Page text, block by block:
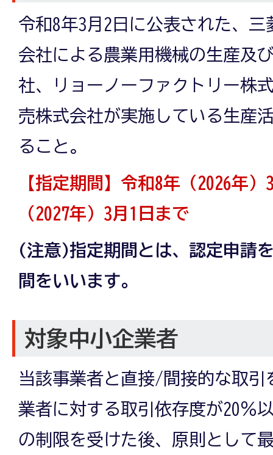
令和8年3月2日に公表された、
会社による農業用機械の生産及
社、リョーノーファクトリー株
売株式会社が実施している生産
ること。
【指定期間】令和8年（2026年
（2027年）3月1日まで
(注意)指定期間とは、認定申請
間をいいます。
対象中小企業者
当該事業者と直接/間接的な取引
業者に対する取引依存度が20％
の制限を受けた後、原則として